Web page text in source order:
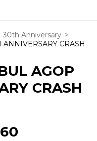
30th Anniversary >
CRASH
AGOP
CRASH